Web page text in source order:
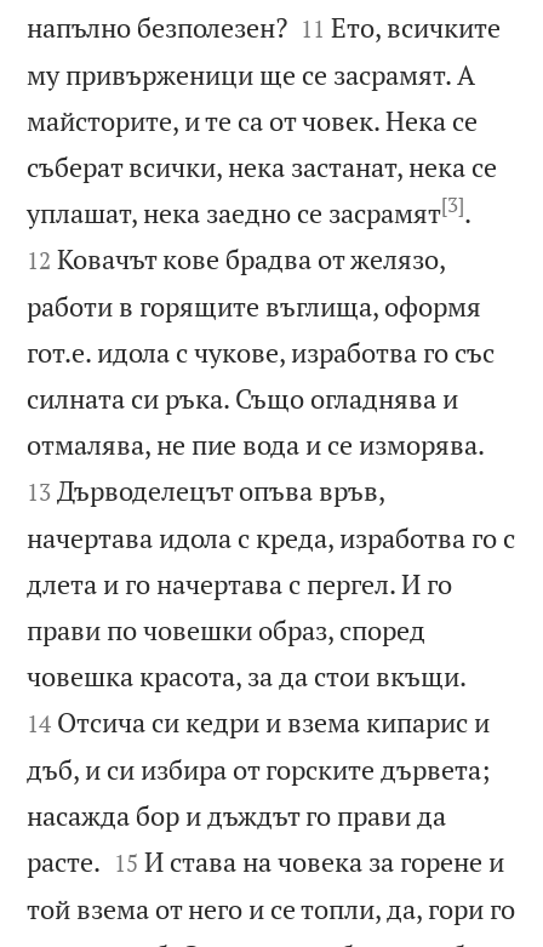
напълно безполезен?
11 Ето, всичките
му привърженици ще се засрамят. А
майсторите, и те са от човек. Нека се
съберат всички, нека застанат, нека се
уплашат, нека заедно се засрамят[3].
12 Ковачът кове брадва от желязо,
работи в горящите въглища, оформя
гот.е. идола с чукове, изработва го със
силната си ръка. Също огладнява и
отмалява, не пие вода и се изморява.
13 Дърводелецът опъва връв,
начертава идола с креда, изработва го с
длета и го начертава с пергел. И го
прави по човешки образ, според
човешка красота, за да стои вкъщи.
14 Отсича си кедри и взема кипарис и
дъб, и си избира от горските дървета;
насажда бор и дъждът го прави да
расте. 

15 И става на човека за горене и
той взема от него и се топли, да, гори го